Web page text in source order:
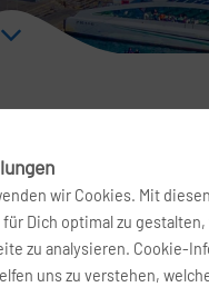
Airline
wir Cookies. Mit
Dich optimal zu gestalten,
zu analysieren. Cookie-
uns zu verstehen,